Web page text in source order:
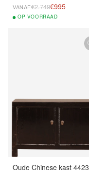
VANAF€2.749€995
OP VOORRAAD
Oude Chinese kast 4423